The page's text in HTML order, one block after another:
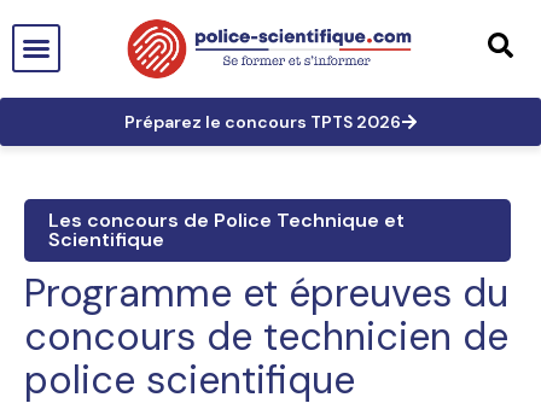
Préparez le concours TPTS 2026
Les concours de Police Technique et
Scientifique
Programme et épreuves du
concours de technicien de
police scientifique